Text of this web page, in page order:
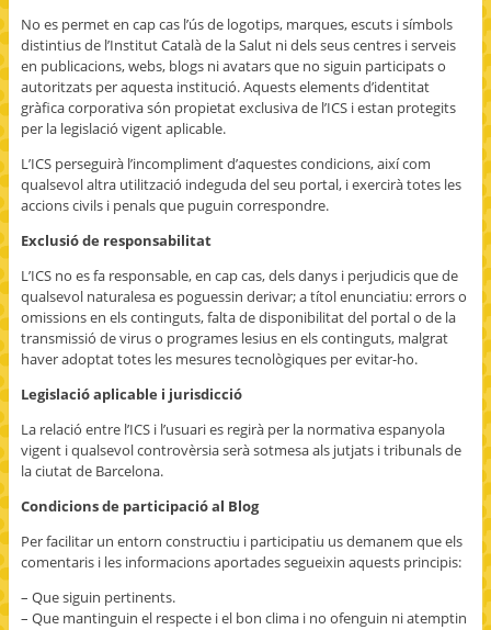
No es permet en cap cas l’ús de logotips, marques, escuts i símbols
distintius de l’Institut Català de la Salut ni dels seus centres i serveis
en publicacions, webs, blogs ni avatars que no siguin participats o
autoritzats per aquesta institució. Aquests elements d’identitat
gràfica corporativa són propietat exclusiva de l’ICS i estan protegits
per la legislació vigent aplicable.
L’ICS perseguirà l’incompliment d’aquestes condicions, així com
qualsevol altra utilització indeguda del seu portal, i exercirà totes les
accions civils i penals que puguin correspondre.
Exclusió de responsabilitat
L’ICS no es fa responsable, en cap cas, dels danys i perjudicis que de
qualsevol naturalesa es poguessin derivar; a títol enunciatiu: errors o
omissions en els continguts, falta de disponibilitat del portal o de la
transmissió de virus o programes lesius en els continguts, malgrat
haver adoptat totes les mesures tecnològiques per evitar-ho.
Legislació aplicable i jurisdicció
La relació entre l’ICS i l’usuari es regirà per la normativa espanyola
vigent i qualsevol controvèrsia serà sotmesa als jutjats i tribunals de
la ciutat de Barcelona.
Condicions de participació al Blog
Per facilitar un entorn constructiu i participatiu us demanem que els
comentaris i les informacions aportades segueixin aquests principis:
– Que siguin pertinents.
– Que mantinguin el respecte i el bon clima i no ofenguin ni atemptin